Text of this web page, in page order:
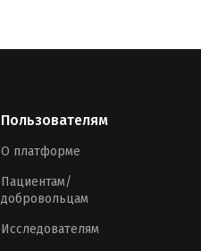
Пользователям
О платформе
Пациентам/
добровольцам
Исследователям